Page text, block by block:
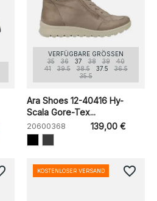
VERFÜGBARE GRÖSSEN
35
36 37 38 39
40
41
39.5 38.5 37.5
36.5
35.5
Ara Shoes 12-40416 Hy-
Scala Gore-Tex...
20600368 139,00 €
KOSTENLOSER VERSAND favorite_border